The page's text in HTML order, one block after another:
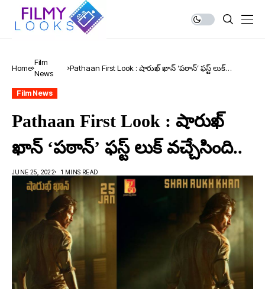
Home
Film
News
Pathaan First Look : షారుఖ్ ఖాన్ ‘పఠాన్’ ఫస్ట్ లుక్
Film News
Pathaan First Look : షారుఖ్
ఖాన్ ‘పఠాన్’ ఫస్ట్ లుక్ వచ్చేసింది..
JUNE 25, 2022 1 MINS READ